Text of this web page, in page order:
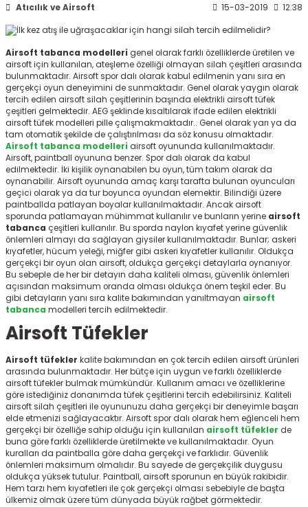
Mermisi
Atıcılık ve Airsoft 15-03-2019 12:38
Airsoft tabanca modelleri genel olarak farklı özelliklerde üretilen ve
airsoft için kullanılan, ateşleme özelliği olmayan silah çeşitleri arasında
bulunmaktadır. Airsoft spor dalı olarak kabul edilmenin yanı sıra en
gerçekçi oyun deneyimini de sunmaktadır. Genel olarak yaygın olarak
tercih edilen airsoft silah çeşitlerinin başında elektrikli airsoft tüfek
çeşitleri gelmektedir. AEG şeklinde kısaltılarak ifade edilen elektrikli
airsoft tüfek modelleri pille çalışmakmaktadır.. Genel olarak yarı ya da
tam otomatik şekilde de çalıştırılması da söz konusu olmaktadır.
Airsoft tabanca modelleri airsoft oyununda kullanılmaktadır.
Airsoft, paintball oyununa benzer. Spor dalı olarak da kabul
edilmektedir. İki kişilik oynanabilen bu oyun, tüm takım olarak da
oynanabilir. Airsoft oyununda amaç karşı tarafta bulunan oyuncuları
geçici olarak ya da tur boyunca oyundan elemektir. Bilindiği üzere
paintballda patlayan boyalar kullanılmaktadır. Ancak airsoft
sporunda patlamayan mühimmat kullanılır ve bunların yerine airsoft
tabanca çeşitleri kullanılır. Bu sporda naylon kıyafet yerine güvenlik
önlemleri almayı da sağlayan giysiler kullanılmaktadır. Bunlar; askeri
kıyafetler, hücum yeleği, miğfer gibi askeri kıyafetler kullanılır. Oldukça
gerçekçi bir oyun olan airsoft, oldukça gerçekçi detaylarla oynanıyor.
Bu sebeple de her bir detayın daha kaliteli olması, güvenlik önlemleri
açısından maksimum oranda olması oldukça önem teşkil eder. Bu
gibi detayların yanı sıra kalite bakımından yanıltmayan airsoft
tabanca modelleri tercih edilmektedir.
Airsoft Tüfekler
Airsoft tüfekler kalite bakımından en çok tercih edilen airsoft ürünleri
arasında bulunmaktadır. Her bütçe için uygun ve farklı özelliklerde
airsoft tüfeklerbulmak mümkündür. Kullanım amacı ve özelliklerine
göre istediğiniz donanımda tüfek çeşitlerini tercih edebilirsiniz. Kaliteli
airsoft silah çeşitleri ile oyununuzu daha gerçekçi bir deneyimle başarı
elde etmenizi sağlayacaktır. Airsoft spor dalı olarak hem eğlenceli hem
gerçekçi bir özelliğe sahip olduğu için kullanılan airsoft tüfekler de
buna göre farklı özelliklerde üretilmekte ve kullanılmaktadır. Oyun
kuralları da paintballa göre daha gerçekçi ve farklıdır. Güvenlik
önlemleri maksimum olmalıdır. Bu sayede de gerçekçilik duygusu
oldukça yüksek tutulur. Paintball, airsoft sporunun en büyük rakibidir.
Hem tarzı hem kıyafetleri ile çok gerçekçi olması sebebiyle de başta
ülkemiz olmak üzere tüm dünyada büyük rağbet görmektedir.